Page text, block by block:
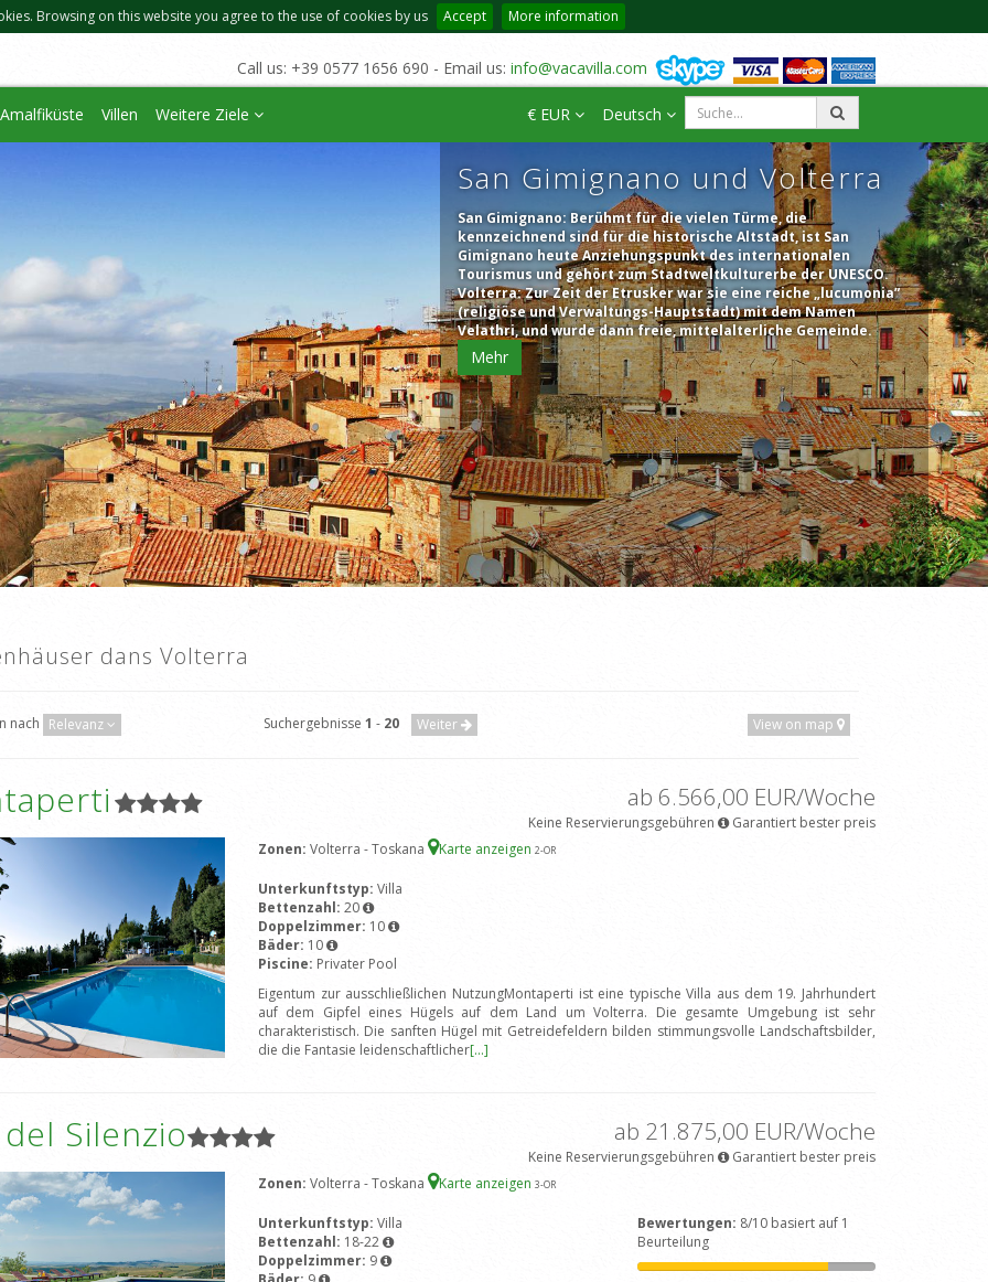
Browsing on this website you agree to the use of cookies by us Accept More information
Call us: +39 0577 1656 690 - Email us: info@vacavilla.com
Amalfiküste Villen Weitere Ziele € EUR Deutsch
San Gimignano und Volterra
San Gimignano: Berühmt für die vielen Türme, die
kennzeichnend sind für die historische Altstadt, ist San
Gimignano heute Anziehungspunkt des internationalen
Tourismus und gehört zum Stadtweltkulturerbe der UNESCO.
Volterra: Zur Zeit der Etrusker war sie eine reiche „lucumonia”
(religiöse und Verwaltungs-Hauptstadt) mit dem Namen
Velathri, und wurde dann freie, mittelalterliche Gemeinde.
Mehr
dans Volterra
nach Relevanz Suchergebnisse 1 - 20 Weiter View on map
ab 6.566,00 EUR/Woche
Keine Reservierungsgebühren
Garantiert bester preis
Zonen: Volterra - Toskana Karte anzeigen 2-OR
Unterkunftstyp: Villa
Bettenzahl: 20
Doppelzimmer: 10
Bäder: 10
Piscine: Privater Pool
Eigentum zur ausschließlichen NutzungMontaperti ist eine typische Villa aus dem 19. Jahrhundert
auf dem Gipfel eines Hügels auf dem Land um Volterra. Die gesamte Umgebung ist sehr
charakteristisch. Die sanften Hügel mit Getreidefeldern bilden stimmungsvolle Landschaftsbilder,
die die Fantasie leidenschaftlicher[...]
Silenzio ab 21.875,00 EUR/Woche
Keine Reservierungsgebühren
Garantiert bester preis
Zonen: Volterra - Toskana Karte anzeigen 3-OR
Unterkunftstyp: Villa
Bettenzahl: 18-22
Doppelzimmer: 9
Bewertungen: 8/10 basiert auf 1
Beurteilung